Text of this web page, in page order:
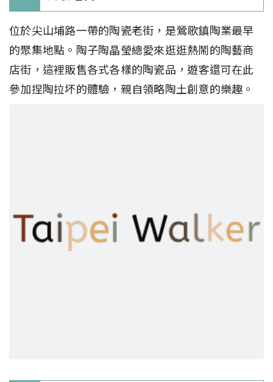
位於尖山埔路一帶的陶瓷老街，是鶯歌鎮陶業最早
的聚集地點。陶子陶晶瑩總愛來逛逛熱鬧的陶藝商
店街，這裡販售各式各樣的陶瓷品，遊客還可在此
參加捏陶拉坏的體驗，親自領略陶土創意的樂趣。